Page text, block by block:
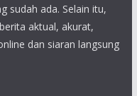
sudah ada. Selain itu,
aktual, akurat,
dan siaran langsung